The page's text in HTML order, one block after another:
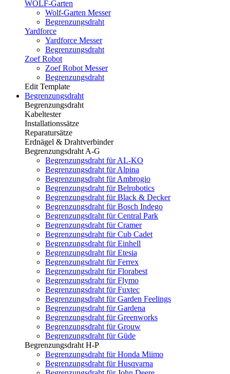
WOLF-Garten
Wolf-Garten Messer
Begrenzungsdraht
Yardforce
Yardforce Messer
Begrenzungsdraht
Zoef Robot
Zoef Robot Messer
Begrenzungsdraht
Edit Template
Begrenzungsdraht
Begrenzungsdraht
Kabeltester
Installationssätze
Reparatursätze
Erdnägel & Drahtverbinder
Begrenzungsdraht A-G
Begrenzungsdraht für AL-KO
Begrenzungsdraht für Alpina
Begrenzungsdraht für Ambrogio
Begrenzungsdraht für Belrobotics
Begrenzungsdraht für Black & Decker
Begrenzungsdraht für Bosch Indego
Begrenzungsdraht für Central Park
Begrenzungsdraht für Cramer
Begrenzungsdraht für Cub Cadet
Begrenzungsdraht für Einhell
Begrenzungsdraht für Etesia
Begrenzungsdraht für Ferrex
Begrenzungsdraht für Florabest
Begrenzungsdraht für Flymo
Begrenzungsdraht für Fuxtec
Begrenzungsdraht für Garden Feelings
Begrenzungsdraht für Gardena
Begrenzungsdraht für Greenworks
Begrenzungsdraht für Grouw
Begrenzungsdraht für Güde
Begrenzungsdraht H-P
Begrenzungsdraht für Honda Miimo
Begrenzungsdraht für Husqvarna